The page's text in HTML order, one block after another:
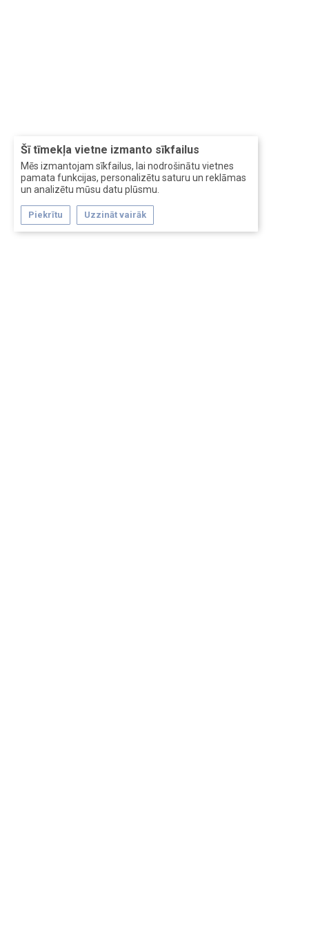
Šī tīmekļa vietne izmanto sīkfailus
Mēs izmantojam sīkfailus, lai nodrošinātu vietnes
pamata funkcijas, personalizētu saturu un reklāmas
un analizētu mūsu datu plūsmu.
Piekrītu Uzzināt vairāk